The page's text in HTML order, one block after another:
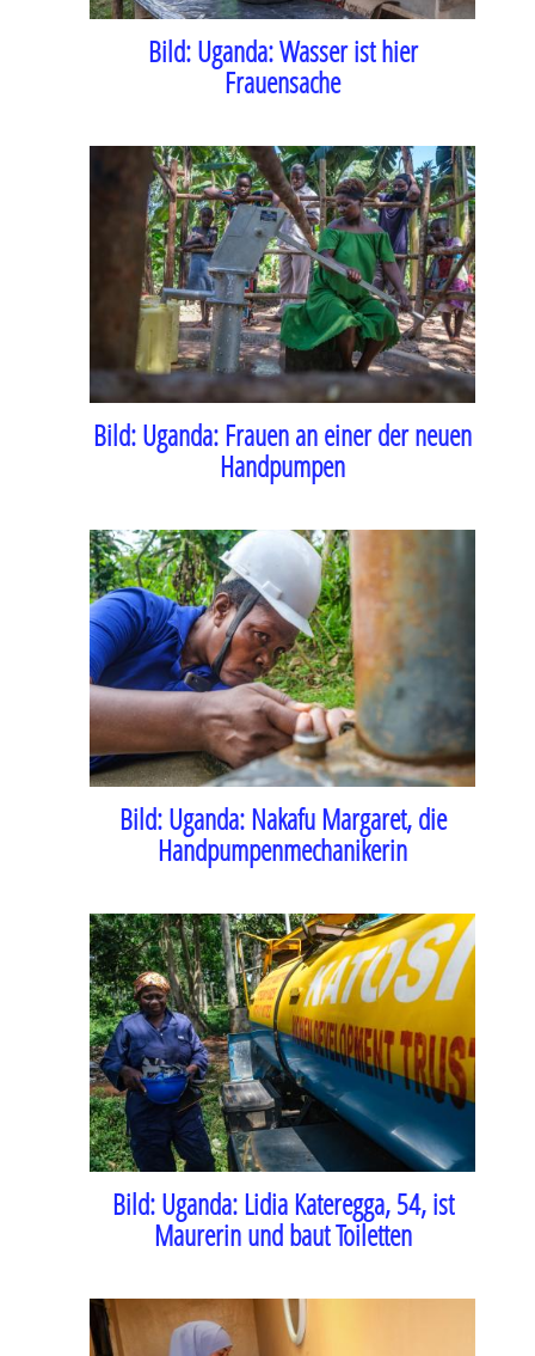
Bild:Uganda: Wasser ist hier
Frauensache
Bild:Uganda: Frauen an einer der neuen
Handpumpen
Bild:Uganda: Nakafu Margaret, die
Handpumpenmechanikerin
Bild:Uganda: Lidia Kateregga, 54, ist
Maurerin und baut Toiletten